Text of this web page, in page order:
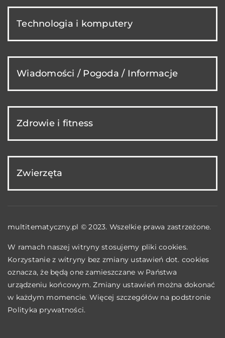
Technologia i komputery
Wiadomości / Pogoda / Informacje
Zdrowie i fitness
Zwierzęta
multitematyczny.pl © 2023. Wszelkie prawa zastrzeżone.
W ramach naszej witryny stosujemy pliki cookies.
Korzystanie z witryny bez zmiany ustawień dot. cookies
oznacza, że będą one zamieszczane w Państwa
urządzeniu końcowym. Zmiany ustawień można dokonać
w każdym momencie. Więcej szczegółów na podstronie
Polityka prywatności.